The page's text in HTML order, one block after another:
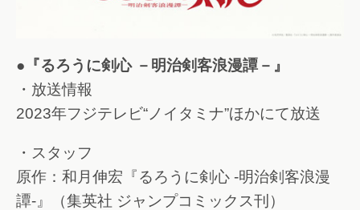
●『るろうに剣心 －明治剣客浪漫譚－』
・放送情報
2023年フジテレビ“ノイタミナ”ほかにて放送
・スタッフ
原作：和月伸宏『るろうに剣心 -明治剣客浪漫
譚-』（集英社 ジャンプコミックス刊）